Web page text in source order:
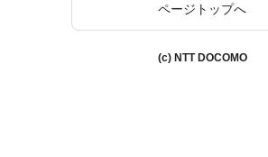
ページトップへ
(c) NTT DOCOMO